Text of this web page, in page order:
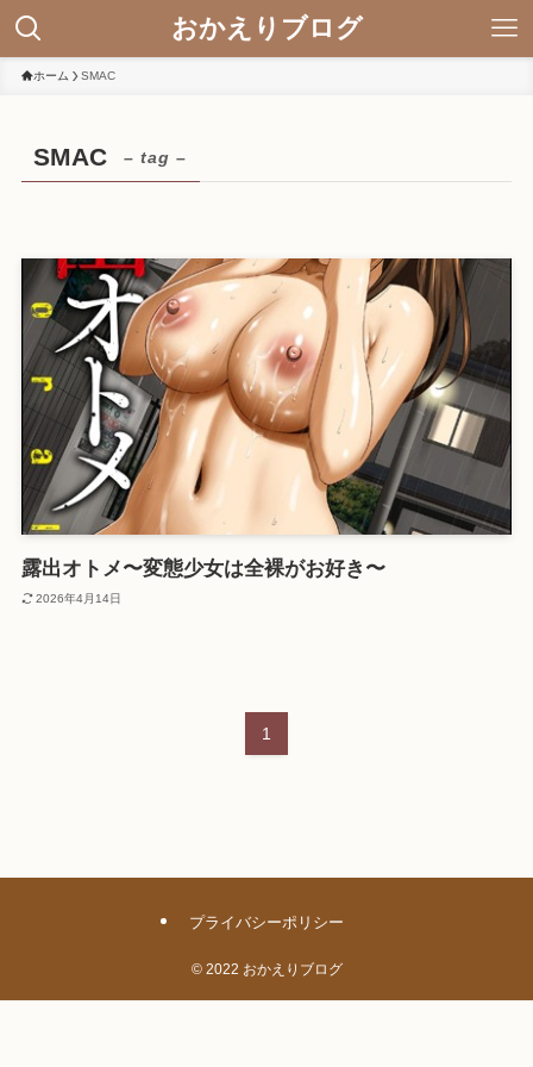
おかえりブログ
ホーム SMAC
SMAC – tag –
露出オトメ〜変態少女は全裸がお好き〜
2026年4月14日
1
プライバシーポリシー
©2022 おかえりブログ